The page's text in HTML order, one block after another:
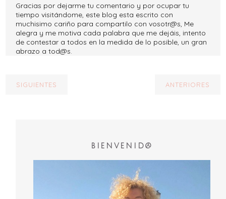
Gracias por dejarme tu comentario y por ocupar tu
tiempo visitándome, este blog esta escrito con
muchisimo cariño para compartilo con vosotr@s, Me
alegra y me motiva cada palabra que me dejáis, intento
de contestar a todos en la medida de lo posible, un gran
abrazo a tod@s.
SIGUIENTES ANTERIORES
BIENVENID@